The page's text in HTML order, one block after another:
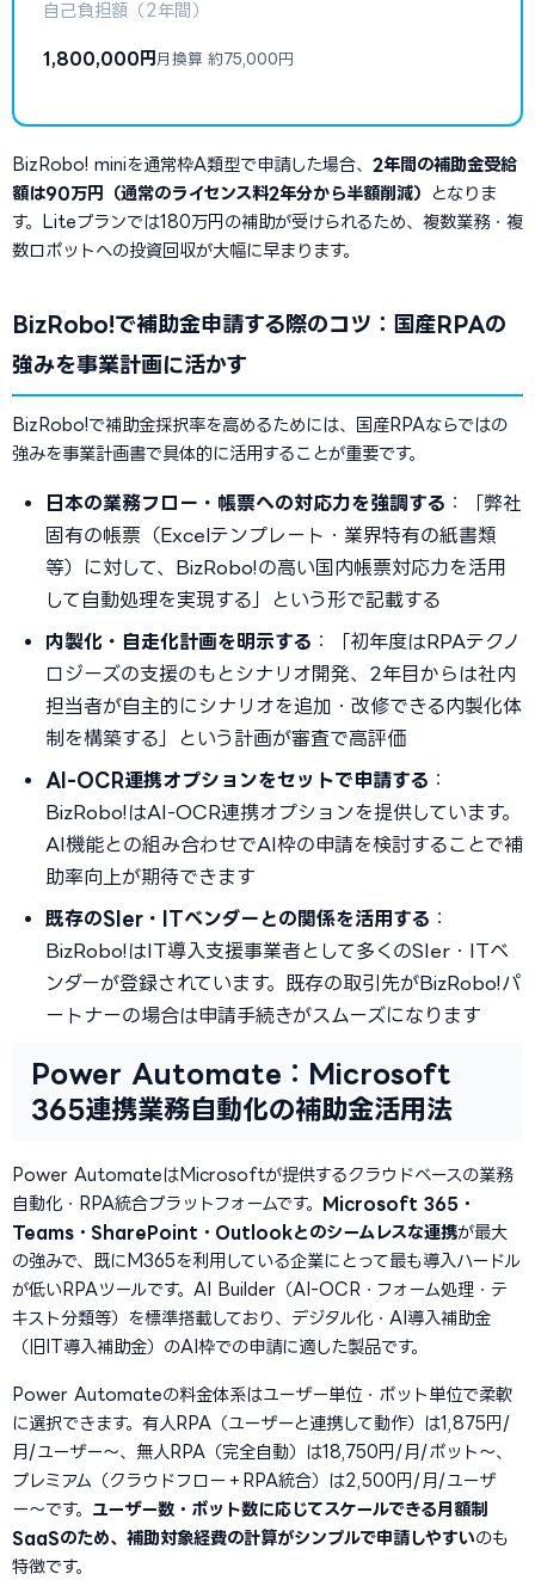
自己負担額（2年間）
1,800,000円 月換算 約75,000円
BizRobo! miniを通常枠A類型で申請した場合、 2年間の補助金受給
額は90万円（通常のライセンス料2年分から半額削減）
となりま
す。Liteプランでは180万円の補助が受けられるため、複数業務・複
数ロボットへの投資回収が大幅に早まります。
BizRobo!で補助金申請する際のコツ：国産RPAの
強みを事業計画に活かす
BizRobo!で補助金採択率を高めるためには、国産RPAならではの
強みを事業計画書で具体的に活用することが重要です。
日本の業務フロー・帳票への対応力を強調する ：「弊社
固有の帳票（Excelテンプレート・業界特有の紙書類
等）に対して、BizRobo!の高い国内帳票対応力を活用
して自動処理を実現する」という形で記載する
内製化・自走化計画を明示する ：「初年度はRPAテクノ
ロジーズの支援のもとシナリオ開発、2年目からは社内
担当者が自主的にシナリオを追加・改修できる内製化体
制を構築する」という計画が審査で高評価
AI-OCR連携オプションをセットで申請する ：
BizRobo!はAI-OCR連携オプションを提供しています。
AI機能との組み合わせでAI枠の申請を検討することで補
助率向上が期待できます
既存のSIer・ITベンダーとの関係を活用する ：
BizRobo!はIT導入支援事業者として多くのSIer・ITベ
ンダーが登録されています。既存の取引先がBizRobo!パ
ートナーの場合は申請手続きがスムーズになります
Power Automate：Microsoft
365連携業務自動化の補助金活用法
Power AutomateはMicrosoftが提供するクラウドベースの業務
自動化・RPA統合プラットフォームです。
Microsoft 365・
Teams・SharePoint・Outlookとのシームレスな連携が最大
の強みで、既にM365を利用している企業にとって最も導入ハードル
が低いRPAツールです。AI Builder（AI-OCR・フォーム処理・テ
キスト分類等）を標準搭載しており、デジタル化・AI導入補助金
（旧IT導入補助金）のAI枠での申請に適した製品です。
Power Automateの料金体系はユーザー単位・ボット単位で柔軟
に選択できます。有人RPA（ユーザーと連携して動作）は1,875円/
月/ユーザー〜、無人RPA（完全自動）は18,750円/月/ボット〜、
プレミアム（クラウドフロー＋RPA統合）は2,500円/月/ユーザ
ー〜です。 ユーザー数・ボット数に応じてスケールできる月額制
SaaSのため、補助対象経費の計算がシンプルで申請しやすいのも
特徴です。